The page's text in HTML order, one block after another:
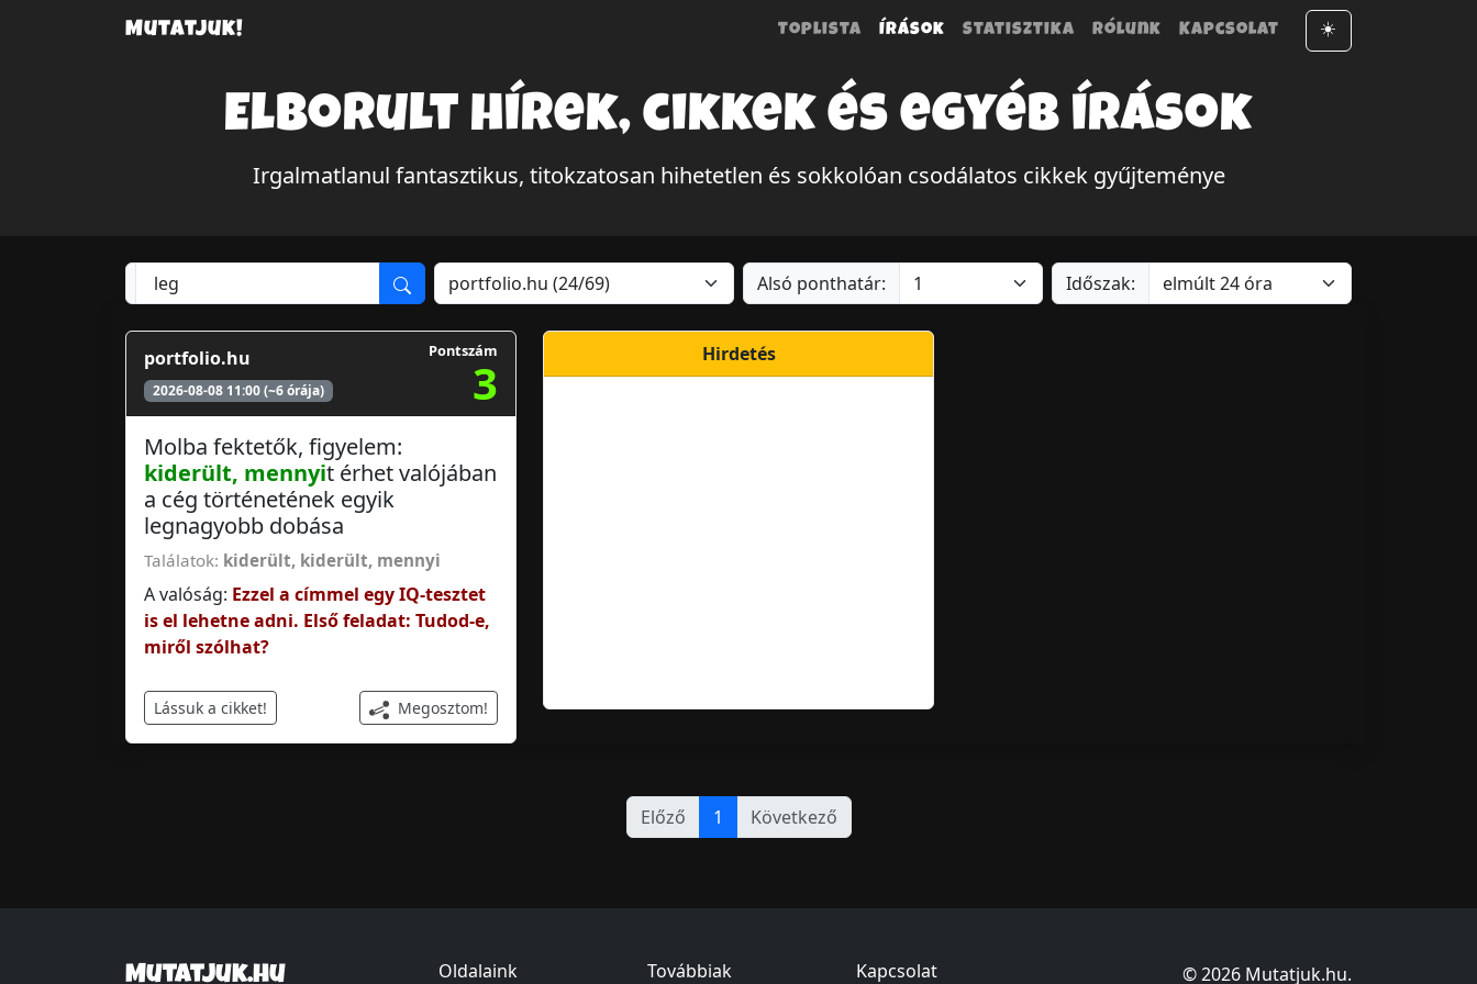
Mutatjuk! Toplista Írások Statisztika Rólunk Kapcsolat ☀️
Elborult hírek, cikkek és egyéb írások
Irgalmatlanul fantasztikus, titokzatosan hihetetlen és sokkolóan csodálatos cikkek gyűjteménye
Alsó ponthatár: Időszak:
portfolio.hu
2026-08-08 11:00 (~6 órája)
Pontszám
3
Molba fektetők, figyelem:
kiderült, mennyit érhet valójában
a cég történetének egyik
legnagyobb dobása
Találatok: kiderült, kiderült, mennyi
A valóság: Ezzel a címmel egy IQ-tesztet
is el lehetne adni. Első feladat: Tudod-e,
miről szólhat?
Lássuk a cikket! Megosztom!
Hirdetés
Előző 1 Következő
Mutatjuk.hu Oldalaink Továbbiak Kapcsolat © 2026 Mutatjuk.hu.